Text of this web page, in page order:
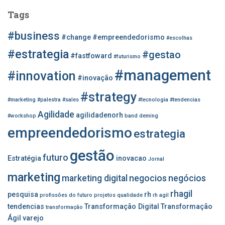
a
r
o
Tags
#business #change #empreendedorismo #escolhas
#estrategia #fastfoward #futurismo #gestao
#innovation #inovação #management
#marketing #palestra #sales #strategy #tecnologia #tendencias
#workshop Agilidade agilidadenorh band deming
empreendedorismoestrategia
Estratégiafuturo gestão inovacao Jornal
marketing marketing digital negocios negócios
pesquisa profissões do futuro projetos qualidade rh rh agil rhagil
tendencias transformação Transformação Digital Transformação
Ágil varejo